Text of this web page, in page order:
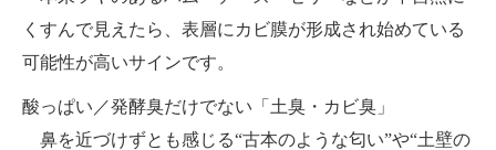
くすんで見えたら、表層にカビ膜が形成され始めている
可能性が高いサインです。
酸っぱい／発酵臭だけでない「土臭・カビ臭」
鼻を近づけずとも感じる“古本のような匂い”や“土壁の